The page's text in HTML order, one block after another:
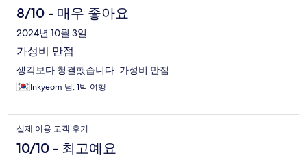
8/10 - 매우 좋아요
2024년 10월 3일
가성비 만점
생각보다 청결했습니다. 가성비 만점.
Inkyeom 님, 1박 여행
실제 이용 고객 후기
10/10 - 최고예요